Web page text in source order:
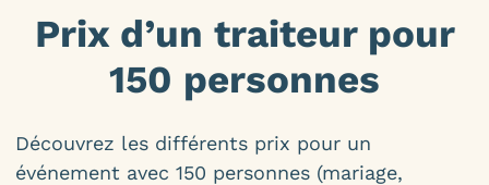
Prix d’un traiteur pour
150 personnes
Découvrez les différents prix pour un
événement avec 150 personnes (mariage,